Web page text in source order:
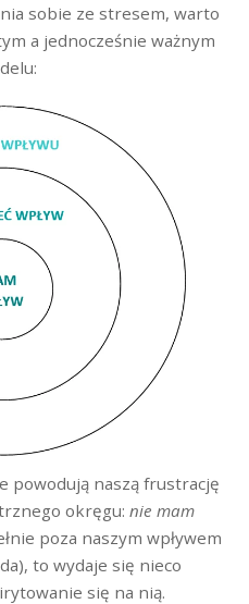
sobie ze stresem, warto
a jednocześnie ważnym
powodują naszą frustrację
okręgu: nie mam
poza naszym wpływem
to wydaje się nieco
się na nią.